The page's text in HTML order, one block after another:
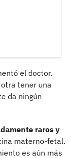
el doctor.
tener una
da ningún
raros y
materno-fetal.
es aún más